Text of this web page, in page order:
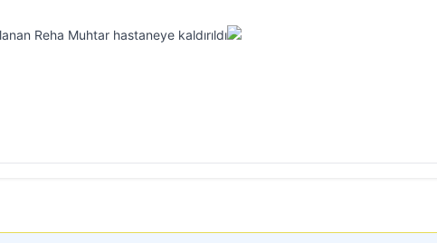
Reha Muhtar hastaneye kaldırıldı